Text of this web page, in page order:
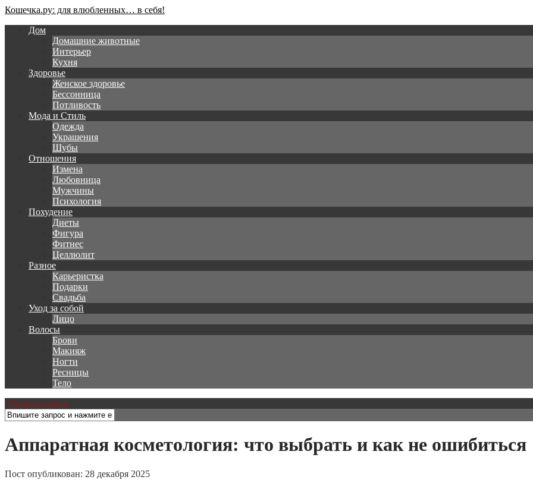
Кошечка.ру: для влюбленных… в себя!
Дом
Домашние животные
Интерьер
Кухня
Здоровье
Женское здоровье
Бессонница
Потливость
Мода и Стиль
Одежда
Украшения
Шубы
Отношения
Измена
Любовница
Мужчины
Психология
Похудение
Диеты
Фигура
Фитнес
Целлюлит
Разное
Карьеристка
Подарки
Свадьба
Уход за собой
Лицо
Волосы
Брови
Макияж
Ногти
Ресницы
Тело
Открыть меню
Аппаратная косметология: что выбрать и как не ошибиться
Пост опубликован: 28 декабря 2025